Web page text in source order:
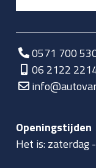
0571 700
06 2122
Openingstijden
Het is:zaterdag